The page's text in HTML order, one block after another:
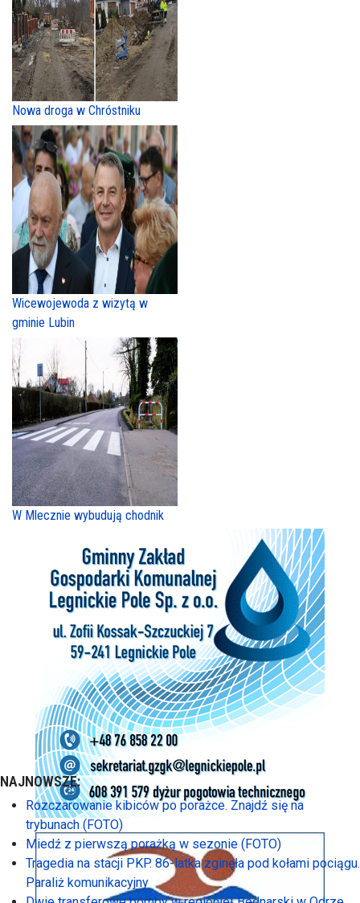
Nowa droga w Chróstniku
Wicewojewoda z wizytą w
gminie Lubin
W Mlecznie wybudują chodnik
NAJNOWSZE:
Rozczarowanie kibiców po porażce. Znajdź się na
trybunach (FOTO)
Miedź z pierwszą porażką w sezonie (FOTO)
Tragedia na stacji PKP. 86-latka zginęła pod kołami pociągu.
Paraliż komunikacyjny